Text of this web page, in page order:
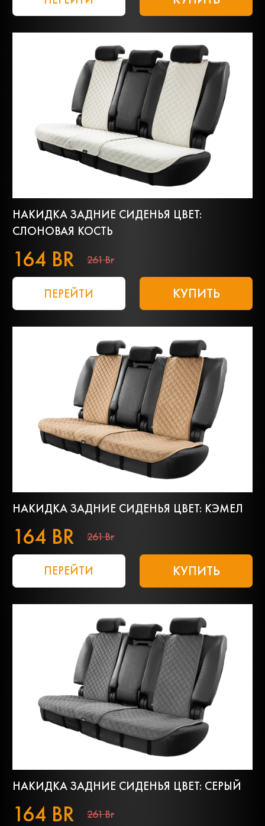
НАКИДКА ЗАДНИЕ СИДЕНЬЯ ЦВЕТ:
СЛОНОВАЯ КОСТЬ
164 BR 261 Br
ПЕРЕЙТИ КУПИТЬ
НАКИДКА ЗАДНИЕ СИДЕНЬЯ ЦВЕТ: КЭМЕЛ
164 BR 261 Br
ПЕРЕЙТИ КУПИТЬ
НАКИДКА ЗАДНИЕ СИДЕНЬЯ ЦВЕТ: СЕРЫЙ
164 BR 261 Br